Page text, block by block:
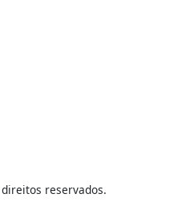
reservados.